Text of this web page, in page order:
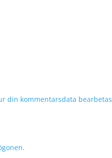
din kommentarsdata bearbetas